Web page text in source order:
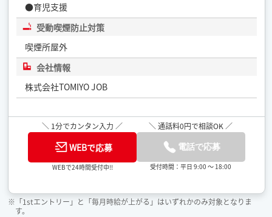
●育児支援
受動喫煙防止対策
喫煙所屋外
会社情報
株式会社TOMIYO JOB
＼ 1分でカンタン入力 ／
WEBで応募
WEBで24時間受付中!!
＼ 通話料0円で相談OK ／
電話で応募
受付時間：平日 9:00 ～ 18:00
※「1stエントリー」と「毎月時給が上がる」はいずれかのみ対象となりま
す。